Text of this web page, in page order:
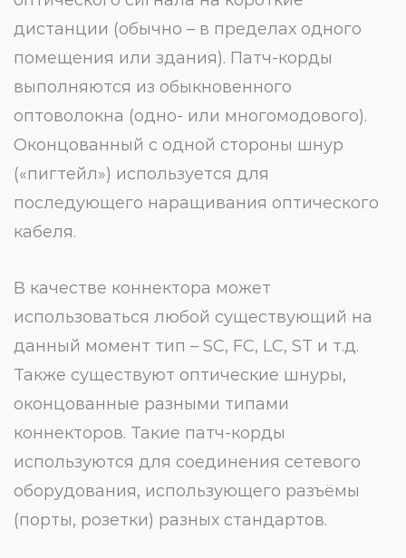
дистанции (обычно – в пределах одного
помещения или здания). Патч-корды
выполняются из обыкновенного
оптоволокна (одно- или многомодового).
Оконцованный с одной стороны шнур
(«пигтейл») используется для
последующего наращивания оптического
кабеля.
В качестве коннектора может
использоваться любой существующий на
данный момент тип – SC, FC, LC, ST и т.д.
Также существуют оптические шнуры,
оконцованные разными типами
коннекторов. Такие патч-корды
используются для соединения сетевого
оборудования, использующего разъёмы
(порты, розетки) разных стандартов.